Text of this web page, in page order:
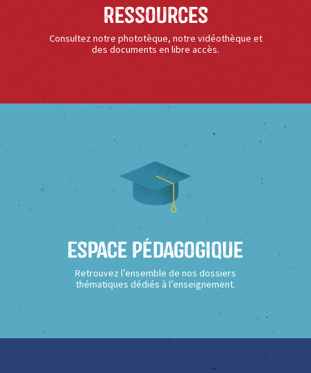
Ressources
Consultez notre phototèque, notre vidéothèque et
des documents en libre accès.
Espace Pédagogique
Retrouvez l’ensemble de nos dossiers
thématiques dédiés à l’enseignement.